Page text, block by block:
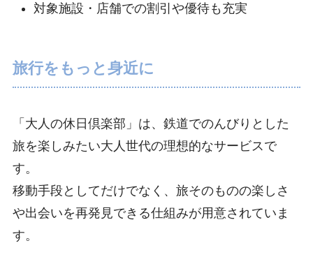
対象施設・店舗での割引や優待も充実
旅行をもっと身近に
「大人の休日倶楽部」は、鉄道でのんびりとした
旅を楽しみたい大人世代の理想的なサービスで
す。
移動手段としてだけでなく、旅そのものの楽しさ
や出会いを再発見できる仕組みが用意されていま
す。